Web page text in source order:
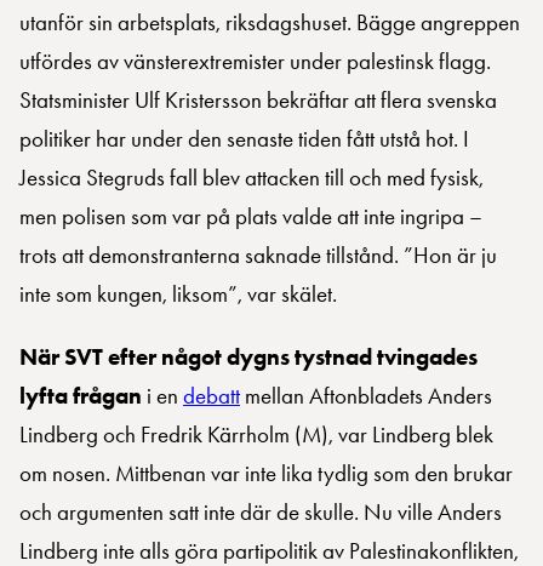
utanför sin arbetsplats, riksdagshuset. Bägge angreppen
utfördes av vänsterextremister under palestinsk flagg.
Statsminister Ulf Kristersson bekräftar att flera svenska
politiker har under den senaste tiden fått utstå hot. I
Jessica Stegruds fall blev attacken till och med fysisk,
men polisen som var på plats valde att inte ingripa –
trots att demonstranterna saknade tillstånd. ”Hon är ju
inte som kungen, liksom”, var skälet.
När SVT efter något dygns tystnad tvingades
lyfta frågan i en debatt mellan Aftonbladets Anders
Lindberg och Fredrik Kärrholm (M), var Lindberg blek
om nosen. Mittbenan var inte lika tydlig som den brukar
och argumenten satt inte där de skulle. Nu ville Anders
Lindberg inte alls göra partipolitik av Palestinakonflikten,